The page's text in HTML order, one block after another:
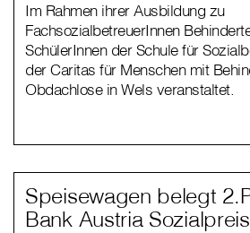
Im Rahmen ihrer Ausbildung zu
FachsozialbetreuerInnen
SchülerInnen der Schule für
der Caritas für Menschen mit
Obdachlose in Wels veranstaltet.
Speisewagen belegt
Bank Austria Sozialpreis